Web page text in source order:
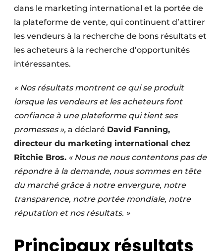
dans le marketing international et la portée de
la plateforme de vente, qui continuent d’attirer
les vendeurs à la recherche de bons résultats et
les acheteurs à la recherche d’opportunités
intéressantes.
« Nos résultats montrent ce qui se produit
lorsque les vendeurs et les acheteurs font
confiance à une plateforme qui tient ses
promesses », a déclaré David Fanning,
directeur du marketing international chez
Ritchie Bros. « Nous ne nous contentons pas de
répondre à la demande, nous sommes en tête
du marché grâce à notre envergure, notre
transparence, notre portée mondiale, notre
réputation et nos résultats. »
Principaux résultats